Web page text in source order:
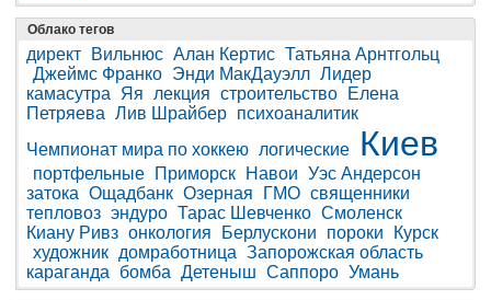
Облако тегов
директ Вильнюс Алан Кертис Татьяна Арнтгольц
Джеймс Франко Энди МакДауэлл Лидер
камасутра
Яя лекция строительство
Елена
Петряева Лив Шрайбер психоаналитик
Чемпионат мира по хоккею логические Киев
портфельные Приморск Навои Уэс Андерсон
затока Ощадбанк Озерная ГМО священники
тепловоз эндуро Тарас Шевченко Смоленск
Киану Ривз онкология Берлускони пороки
Курск
художник домработница Запорожская область
караганда
бомба Детеныш Саппоро Умань